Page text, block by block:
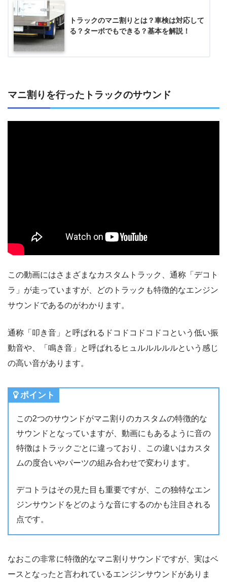
トラックのマニ割りとは？車検は対応して
る？ターボでもできる？基本を解説！
マニ割りを行ったトラックのサウンド
この動画にはさまざまなカスタムトラック、通称「デコト
ラ」が走っていますが、どのトラックも特徴的なエンジン
サウンドであるのがわかります。
通称「叩き音」と呼ばれるドコドコドコドコという低い振
動音や、「鳴き音」と呼ばれるヒュルルルルルという感じ
の高い音があります。
ポイント
この2つのサウンドがマニ割りのカスタムの特徴的な
サウンドとなっていますが、動画にもあるように音の
特徴はトラックごとに違っており、この違いはカスタ
ムの度合いやパーツの組み合わせで変わります。
デコトラはその見た目も重要ですが、この独特なエン
ジンサウンドをどのような音にするのかも注目される
点です。
なおこの非常に特徴的なマニ割りサウンドですが、実はベ
ースとなったと言われているエンジンサウンドがありま